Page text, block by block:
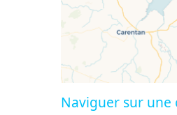
Naviguer sur une